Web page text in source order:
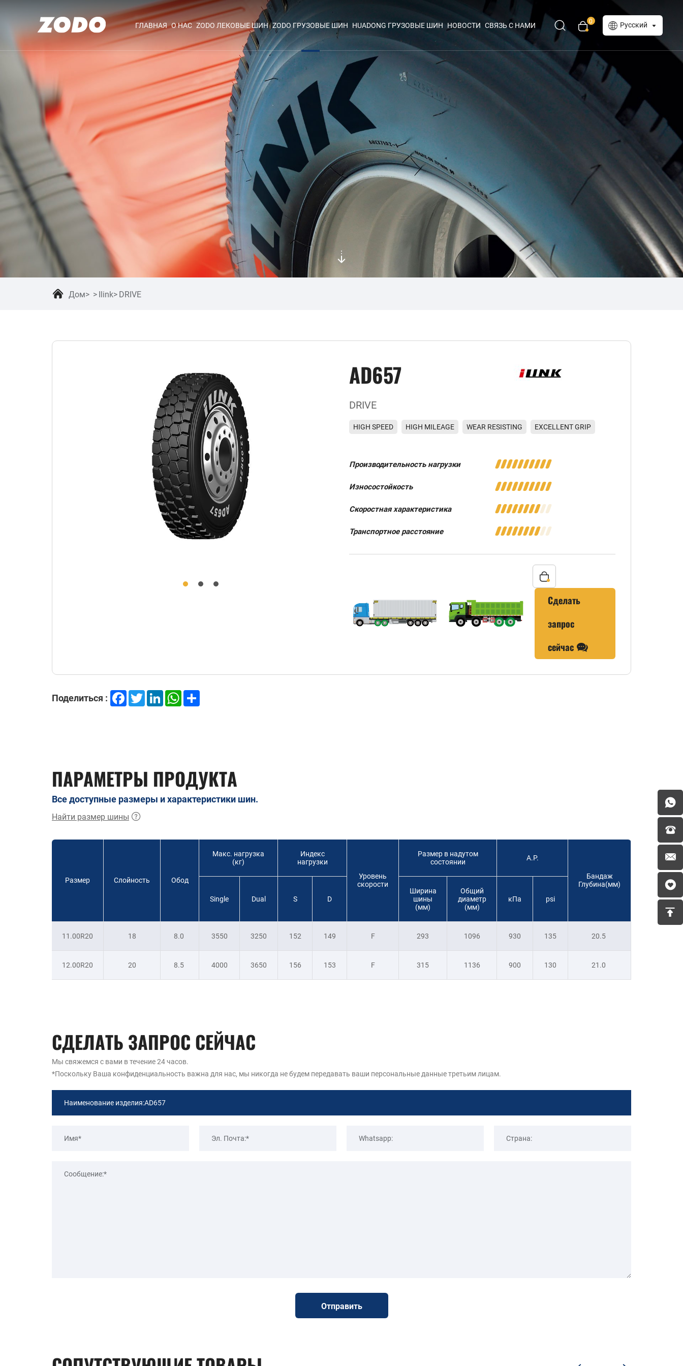
ГЛАВНАЯ О НАС ZODO ЛЕКОВЫЕ ШИН ZODO ГРУЗОВЫЕ ШИН HUADONG ГРУЗОВЫЕ ШИН НОВОСТИ СВЯЗЬ С НАМИ 0 Русский
Дом Ilink DRIVE
AD657
DRIVE
HIGH SPEED HIGH MILEAGE WEAR RESISTING EXCELLENT GRIP
Производительность нагрузки
Износостойкость
Скоростная характеристика
Транспортное расстояние
Сделать
запрос
сейчас
Поделиться : FacebookTwitterLinkedInWhatsApp
ПАРАМЕТРЫ ПРОДУКТА
Все доступные размеры и характеристики шин.
Найти размер шины
Размер Слойность Обод
Макс. нагрузка
(кг)
Индекс
нагрузки
Уровень
скорости
Размер в надутом
состоянии
A.P.
Бандаж
Глубина(мм)
Single
Dual S D
Ширина
шины
(мм)
Общий
диаметр
(мм)
кПa psi
11.00R20 18 8.0 3550 3250 152 149 F 293 1096 930 135 20.5
12.00R20 20 8.5 4000 3650 156 153 F 315 1136 900 130 21.0
СДЕЛАТЬ ЗАПРОС СЕЙЧАС
Мы свяжемся с вами в течение 24 часов.
*Поскольку Ваша конфиденциальность важна для нас, мы никогда не будем передавать ваши персональные данные третьим лицам.
Отправить